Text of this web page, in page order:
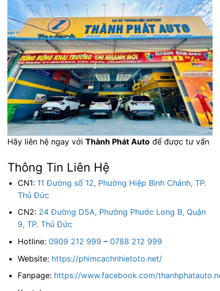
Hãy liên hệ ngay với Thành Phát Auto để được tư vấn
Thông Tin Liên Hệ
CN1: 11 Đường số 12, Phường Hiệp Bình Chánh, TP.
Thủ Đức
CN2: 24 Đường D5A, Phường Phước Long B, Quận
9, TP. Thủ Đức
Hotline: 0909 212 999 – 0788 212 999
Website: https://phimcachnhietoto.net/
Fanpage: https://www.facebook.com/